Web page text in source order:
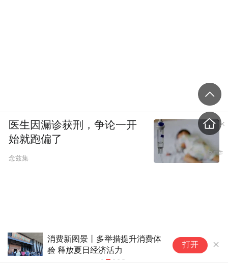
消费新图景丨多举措提升消费体
验 释放夏日经济活力
打开
医生因漏诊获刑，争论一开
始就跑偏了
念兹集